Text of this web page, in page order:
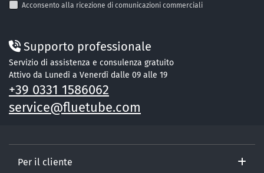
Acconsento alla ricezione di comunicazioni commerciali
Supporto professionale
Servizio di assistenza e consulenza gratuito
Attivo da Lunedì a Venerdì dalle 09 alle 19
+39 0331 1586062
service@fluetube.com
Per il cliente